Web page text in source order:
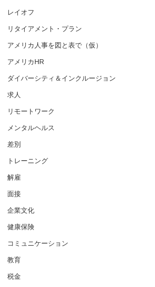
レイオフ
リタイアメント・プラン
アメリカ人事を図と表で（仮）
アメリカHR
ダイバーシティ＆インクルージョン
求人
リモートワーク
メンタルヘルス
差別
トレーニング
解雇
面接
企業文化
健康保険
コミュニケーション
教育
税金